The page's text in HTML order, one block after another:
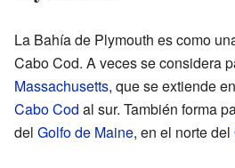
La Bahía de Plymouth es como
Cabo Cod. A veces se considera
Massachusetts, que se extiende
Cabo Cod al sur. También forma
del Golfo de Maine, en el norte del